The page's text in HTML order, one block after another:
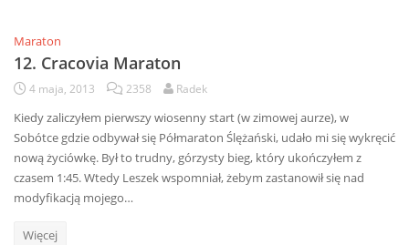
Maraton
12. Cracovia Maraton
4 maja, 2013 2358 Radek
Kiedy zaliczyłem pierwszy wiosenny start (w zimowej aurze), w
Sobótce gdzie odbywał się Półmaraton Ślężański, udało mi się wykręcić
nową życiówkę. Był to trudny, górzysty bieg, który ukończyłem z
czasem 1:45. Wtedy Leszek wspomniał, żebym zastanowił się nad
modyfikacją mojego…
Więcej